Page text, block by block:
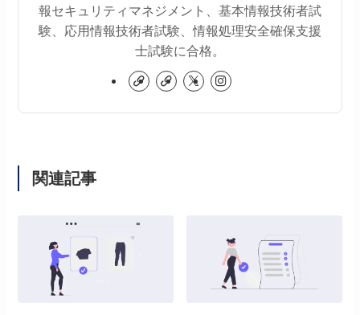
報セキュリティマネジメント、基本情報技術者試
験、応用情報技術者試験、情報処理安全確保支援
士試験に合格。
関連記事